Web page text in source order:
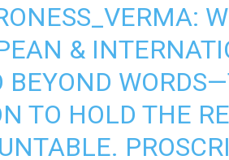
:
&
BEYOND
TO HOLD THE